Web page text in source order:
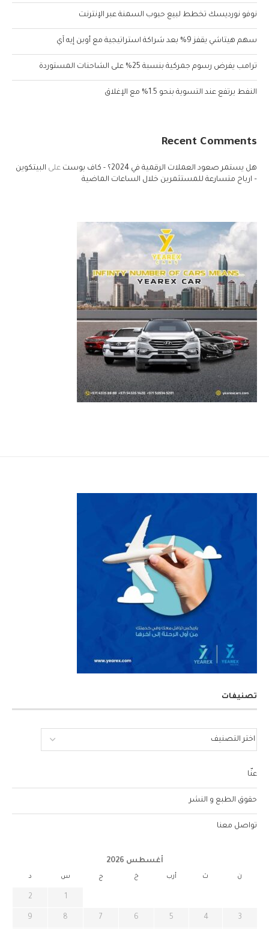
نوفو نورديسك تخطط لبيع حبوب السمنة عبر الإنترنت
سهم هيتاشي يقفز 9% بعد شراكة استراتيجية مع أوبن إيه آي
ترامب يفرض رسوم جمركية بنسبة 25% على الشاحنات المستوردة
النفط يرتفع عند التسوية بنحو 1.5% مع الإغلاق
Recent Comments
هل يستمر صعود العملات الرقمية في 2024؟ - كاف بوست على البيتكوين
– ارباح متسارعة للمستثمرين خلال الساعات الماضية
تصنيفات
عنّا
حقوق الطبع و النشر
تواصل معنا
أغسطس 2026
ن ث أرب خ ج س د
1
2
3
4
5
6
7
8
9